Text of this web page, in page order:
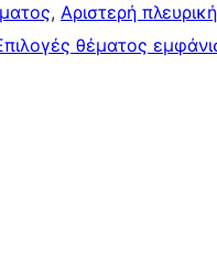
, Αριστερή
θέματος